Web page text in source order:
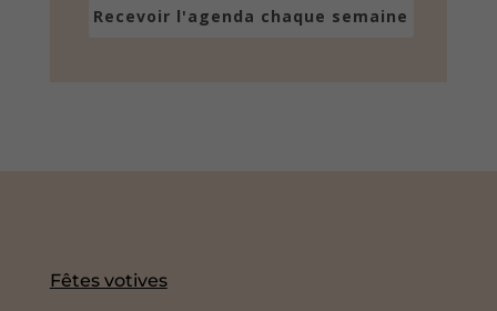
Recevoir l'agenda chaque semaine
Fêtes votives